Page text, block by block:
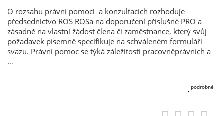
O rozsahu právní pomoci a konzultacích rozhoduje
předsednictvo ROS ROSa na doporučení příslušné PRO a
zásadně na vlastní žádost člena či zaměstnance, který svůj
požadavek písemně specifikuje na schváleném formuláři
svazu. Právní pomoc se týká záležitostí pracovněprávních a
…
podrobně